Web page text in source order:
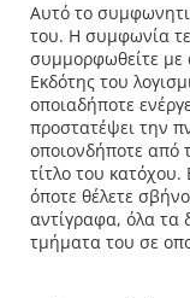
Αυτό το
του. Η συμφωνία
συμμορφωθείτε με
Εκδότης του
οποιαδήποτε
προστατέψει την
οποιονδήποτε από
τίτλο του κατόχου.
όποτε θέλετε
αντίγραφα, όλα τα
τμήματα του σε